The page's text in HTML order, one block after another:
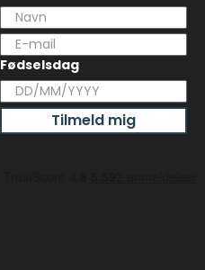
Fødselsdag
Tilmeld mig